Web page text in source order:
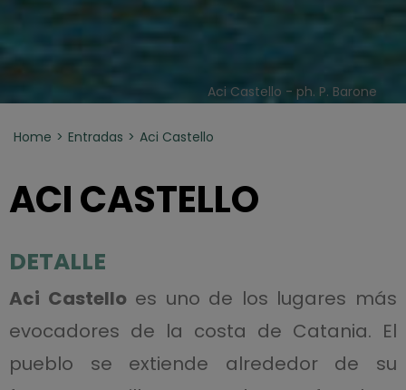
Aci Castello - ph. P. Barone
Home Entradas Aci Castello
ACI CASTELLO
DETALLE
Aci Castelloes uno de los lugares más
evocadores de la costa de Catania. El
pueblo se extiende alrededor de su